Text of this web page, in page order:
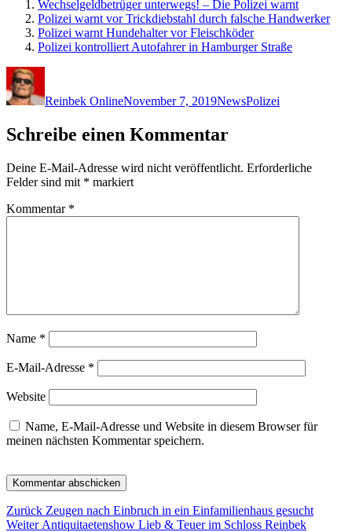
Wechselgeldbetrüger unterwegs! – Die Polizei warnt
Polizei warnt vor Trickdiebstahl durch falsche Handwerker
Polizei warnt Hundehalter vor Fleischköder
Polizei kontrolliert Autofahrer in Hamburger Straße
Reinbek OnlineNovember 7, 2019NewsPolizei
Schreibe einen Kommentar
Deine E-Mail-Adresse wird nicht veröffentlicht. Erforderliche
Felder sind mit * markiert
Kommentar *
Name *
E-Mail-Adresse *
Website
Name, E-Mail-Adresse und Website in diesem Browser für
meinen nächsten Kommentar speichern.
Beitragsnavigation
Zurück Vorheriger
Beitrag:
Zeugen nach Einbruch in ein Einfamilienhaus gesucht
Weiter Nächster
Antiquitaetenshow Lieb & Teuer im Schloss Reinbek